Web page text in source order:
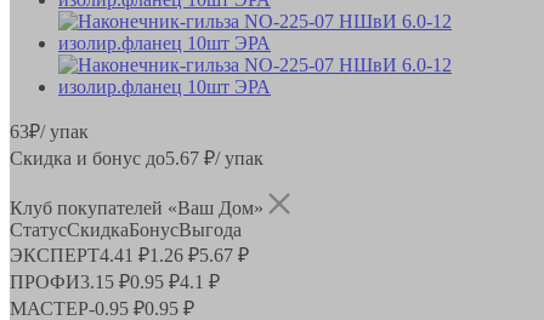
63₽/ упак
Скидка и бонус до5.67 ₽/ упак
Клуб покупателей «Ваш Дом»
СтатусСкидкаБонусВыгода
ЭКСПЕРТ4.41 ₽1.26 ₽5.67 ₽
ПРОФИ3.15 ₽0.95 ₽4.1 ₽
МАСТЕР-0.95 ₽0.95 ₽